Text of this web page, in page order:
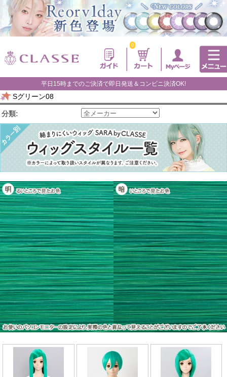
0
平日15時までのご決済で即日発送＆コンビニ決済OK!
Sグリーン08
分類: